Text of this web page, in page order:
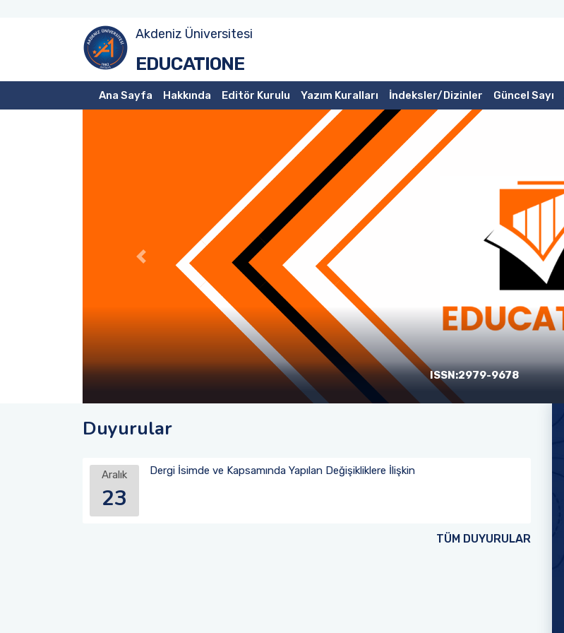
Akdeniz Üniversitesi
EDUCATIONE
Ana Sayfa Hakkında Editör Kurulu Yazım Kuralları İndeksler/Dizinler Güncel Sayı
ISSN:2979-9678
Duyurular
Aralık
23
Dergi İsimde ve Kapsamında Yapılan Değişikliklere İlişkin
TÜM DUYURULAR